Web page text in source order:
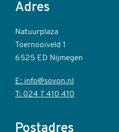
Adres
Natuurplaza
Toernooiveld 1
6525 ED Nijmegen
E: info@sovon.nl
T: 024 7 410 410
Postadres